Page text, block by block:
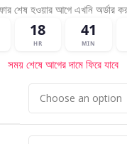
শেষ হওয়ার আগে এখনি অর্ডার
18
HR
41
MIN
সময় শেষে আগের দামে ফিরে যাবে